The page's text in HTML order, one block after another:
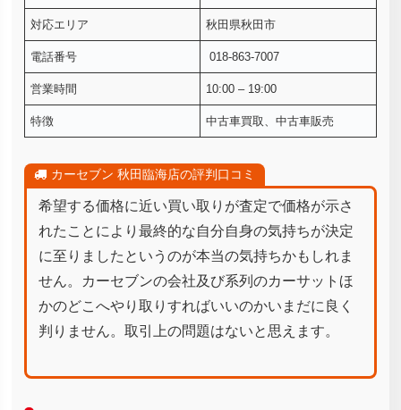
対応エリア 秋田県秋田市
電話番号 018-863-7007
営業時間 10:00 – 19:00
特徴 中古車買取、中古車販売
カーセブン 秋田臨海店の評判口コミ
希望する価格に近い買い取りが査定で価格が示さ
れたことにより最終的な自分自身の気持ちが決定
に至りましたというのが本当の気持ちかもしれま
せん。カーセブンの会社及び系列のカーサットほ
かのどこへやり取りすればいいのかいまだに良く
判りません。取引上の問題はないと思えます。